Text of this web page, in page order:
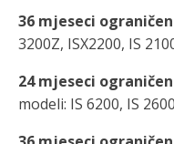
36 mjeseci
3200Z, ISX2200, IS
24 mjeseci
modeli: IS 6200, IS